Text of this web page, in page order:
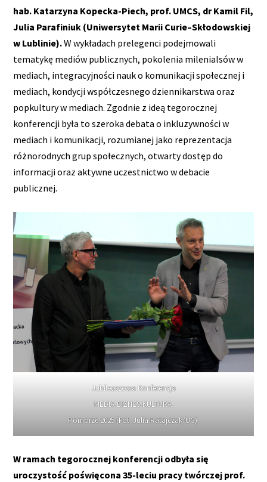
hab. Katarzyna Kopecka-Piech, prof. UMCS, dr Kamil Fil,
Julia Parafiniuk (Uniwersytet Marii Curie–Skłodowskiej
w Lublinie).W wykładach prelegenci podejmowali
tematykę mediów publicznych, pokolenia milenialsów w
mediach, integracyjności nauk o komunikacji społecznej i
mediach, kondycji współczesnego dziennikarstwa oraz
popkultury w mediach. Zgodnie z ideą tegorocznej
konferencji była to szeroka debata o inkluzywności w
mediach i komunikacji, rozumianej jako reprezentacja
różnorodnych grup społecznych, otwarty dostęp do
informacji oraz aktywne uczestnictwo w debacie
publicznej.
Jubileuszowa Konferencja
MEDIA-BIZNES-KULTURA.
Pomorze 2025 (Fot. Julia Ratajczak/UG).
W ramach tegorocznej konferencji odbyła się
uroczystość poświęcona 35-leciu pracy twórczej prof.